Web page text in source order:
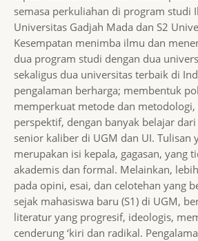
semasa perkuliahan di program studi
Universitas Gadjah Mada dan S2
Kesempatan menimba ilmu dan
dua program studi dengan dua
sekaligus dua universitas terbaik di
pengalaman berharga; membentuk
memperkuat metode dan metodologi,
perspektif, dengan banyak belajar
senior kaliber di UGM dan UI. Tulisan
merupakan isi kepala, gagasan, yang
akademis dan formal. Melainkan,
pada opini, esai, dan celotehan yang
sejak mahasiswa baru (S1) di UGM,
literatur yang progresif, ideologis,
cenderung ‘kiri dan radikal.